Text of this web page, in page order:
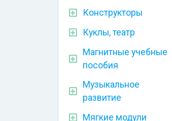
Конструкторы
Куклы, театр
Магнитные учебные
пособия
Музыкальное
развитие
Мягкие модули